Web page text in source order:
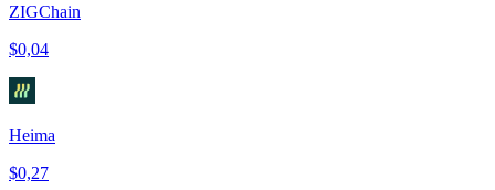
ZIGChain
$0,04
Heima
$0,27